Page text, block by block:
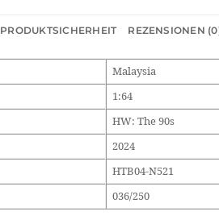
PRODUKTSICHERHEIT REZENSIONEN
Malaysia
1:64
HW: The 90s
2024
HTB04-N521
036/250